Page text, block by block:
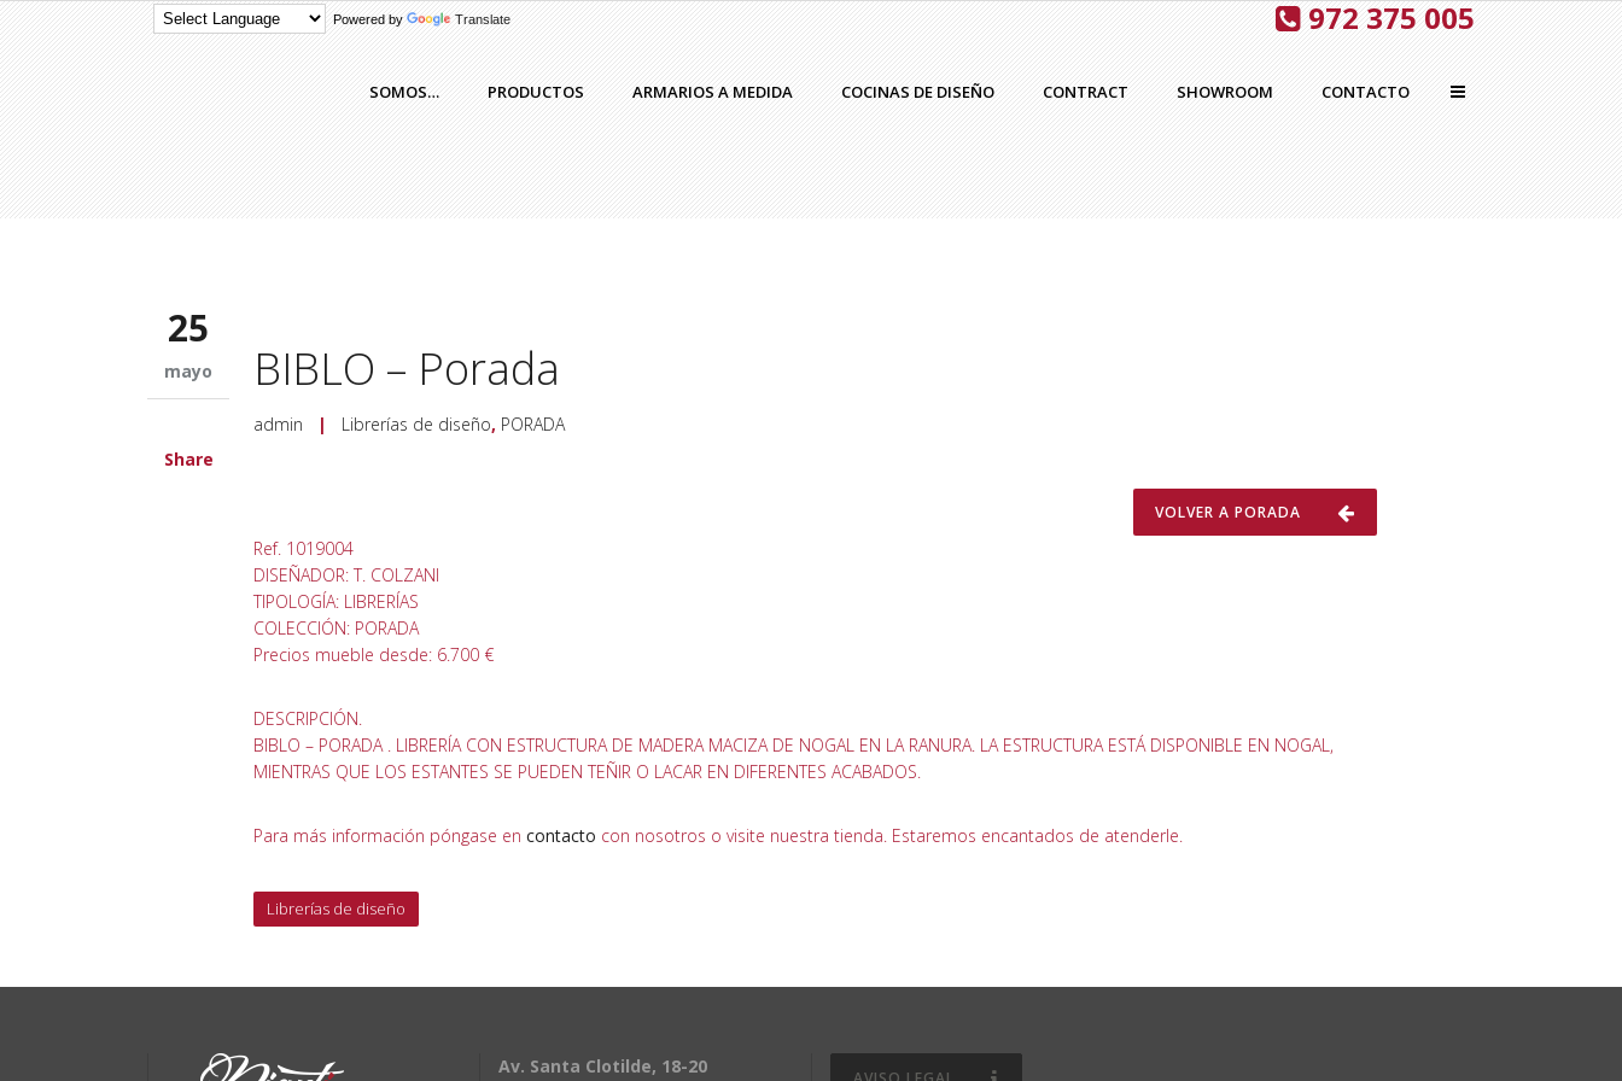
Powered by Translate 972 375 005
SOMOS… PRODUCTOS ARMARIOS A MEDIDA COCINAS DE DISEÑO CONTRACT SHOWROOM CONTACTO
25
mayo
Share
BIBLO – Porada
admin | Librerías de diseño, PORADA
VOLVER A PORADA
Ref. 1019004
DISEÑADOR: T. COLZANI
TIPOLOGÍA: LIBRERÍAS
COLECCIÓN: PORADA
Precios mueble desde: 6.700 €
DESCRIPCIÓN.
BIBLO – PORADA . LIBRERÍA CON ESTRUCTURA DE MADERA MACIZA DE NOGAL EN LA RANURA. LA ESTRUCTURA ESTÁ DISPONIBLE EN NOGAL,
MIENTRAS QUE LOS ESTANTES SE PUEDEN TEÑIR O LACAR EN DIFERENTES ACABADOS.
Para más información póngase en contacto con nosotros o visite nuestra tienda. Estaremos encantados de atenderle.
Librerías de diseño
Av. Santa Clotilde, 18-20